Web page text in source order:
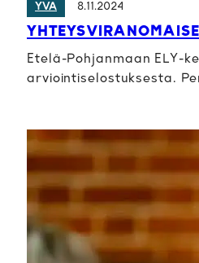
YVA 8.11.2024
Etelä-Pohjanmaan ELY-
arviointiselostuksesta.